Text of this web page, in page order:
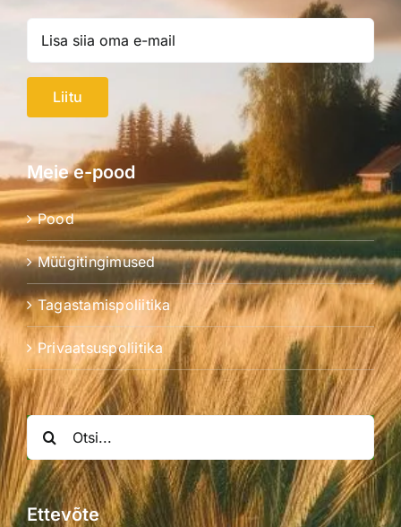
Liitu
Meie e-pood
Pood
Müügitingimused
Tagastamispoliitika
Privaatsuspoliitika
Search
for:
Ettevõte